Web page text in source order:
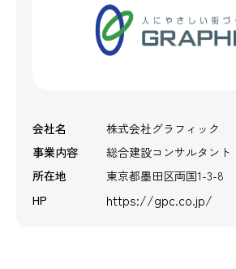
会社名
株式会社グラフィック
事業内容
総合建設コンサルタント
所在地
東京都墨田区両国1-3-8
HP
https://gpc.co.jp/